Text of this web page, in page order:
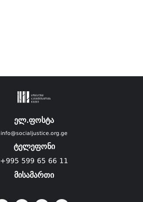
ელ.ფოსტა
info@socialjustice.org.ge
ტელეფონი
+995 599 65 66 11
მისამართი